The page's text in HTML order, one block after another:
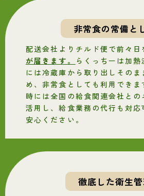
非常食の常備と
配送会社よりチルド便で前々日
が届きます。
らくっちーは加
には冷蔵庫から取り出しそのま
め、非常食としても利用できま
時には全国の給食関連会社との
活用し、給食業務の代行も対応
安心ください。
徹底した衛生